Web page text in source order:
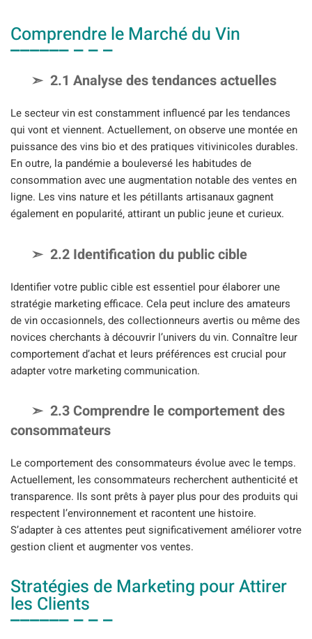
Comprendre le Marché du Vin
2.1 Analyse des tendances actuelles
Le secteur vin est constamment influencé par les tendances
qui vont et viennent. Actuellement, on observe une montée en
puissance des vins bio et des pratiques vitivinicoles durables.
En outre, la pandémie a bouleversé les habitudes de
consommation avec une augmentation notable des ventes en
ligne. Les vins nature et les pétillants artisanaux gagnent
également en popularité, attirant un public jeune et curieux.
2.2 Identification du public cible
Identifier votre public cible est essentiel pour élaborer une
stratégie marketing efficace. Cela peut inclure des amateurs
de vin occasionnels, des collectionneurs avertis ou même des
novices cherchants à découvrir l’univers du vin. Connaître leur
comportement d’achat et leurs préférences est crucial pour
adapter votre marketing communication.
2.3 Comprendre le comportement des
consommateurs
Le comportement des consommateurs évolue avec le temps.
Actuellement, les consommateurs recherchent authenticité et
transparence. Ils sont prêts à payer plus pour des produits qui
respectent l’environnement et racontent une histoire.
S’adapter à ces attentes peut significativement améliorer votre
gestion client et augmenter vos ventes.
Stratégies de Marketing pour Attirer
les Clients